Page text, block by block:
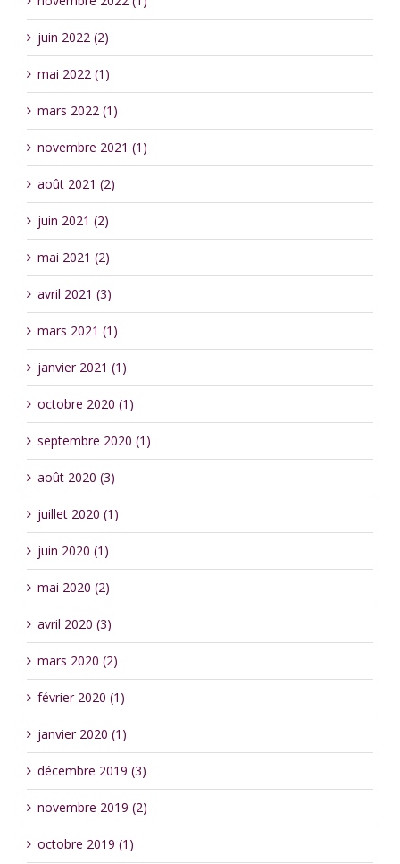
juin 2022 (2)
mai 2022 (1)
mars 2022 (1)
novembre 2021 (1)
août 2021 (2)
juin 2021 (2)
mai 2021 (2)
avril 2021 (3)
mars 2021 (1)
janvier 2021 (1)
octobre 2020 (1)
septembre 2020 (1)
août 2020 (3)
juillet 2020 (1)
juin 2020 (1)
mai 2020 (2)
avril 2020 (3)
mars 2020 (2)
février 2020 (1)
janvier 2020 (1)
décembre 2019 (3)
novembre 2019 (2)
octobre 2019 (1)